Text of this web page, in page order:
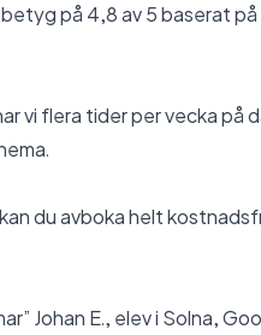
på 4,8 av 5 baserat
vi flera tider per vecka på
du avboka helt
Johan E., elev i Solna,